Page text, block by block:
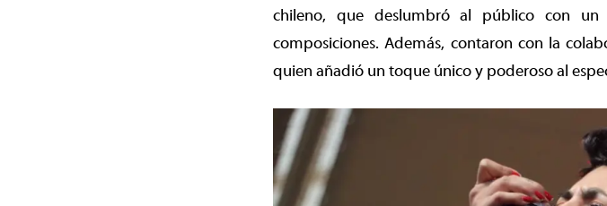
chileno, que deslumbró al público con
composiciones. Además, contaron con la
quien añadió un toque único y poderoso al